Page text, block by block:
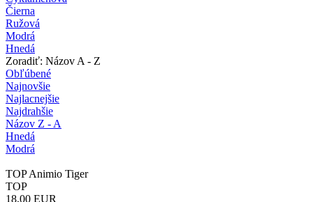
Čierna
Ružová
Modrá
Hnedá
Zoradiť: Názov A - Z
Obľúbené
Najnovšie
Najlacnejšie
Najdrahšie
Názov Z - A
Hnedá
Modrá
TOP Animio Tiger
TOP
18,00 EUR